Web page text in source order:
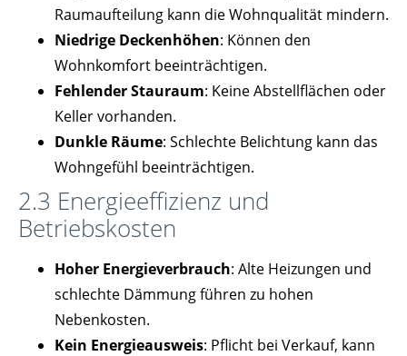
Raumaufteilung kann die Wohnqualität mindern.
Niedrige Deckenhöhen: Können den
Wohnkomfort beeinträchtigen.
Fehlender Stauraum: Keine Abstellflächen oder
Keller vorhanden.
Dunkle Räume: Schlechte Belichtung kann das
Wohngefühl beeinträchtigen.
2.3 Energieeffizienz und
Betriebskosten
Hoher Energieverbrauch: Alte Heizungen und
schlechte Dämmung führen zu hohen
Nebenkosten.
Kein Energieausweis: Pflicht bei Verkauf, kann